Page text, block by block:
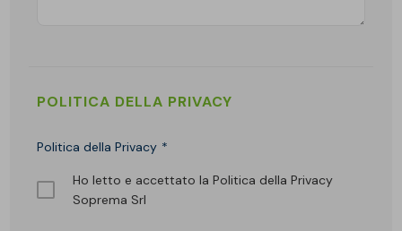
POLITICA DELLA PRIVACY
Politica della Privacy
Ho letto e accettato la Politica della Privacy
Soprema Srl